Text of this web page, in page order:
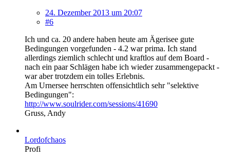
24. Dezember 2013 um 20:07
#6
Ich und ca. 20 andere haben heute am Ägerisee gute
Bedingungen vorgefunden - 4.2 war prima. Ich stand
allerdings ziemlich schlecht und kraftlos auf dem Board -
nach ein paar Schlägen habe ich wieder zusammengepackt -
war aber trotzdem ein tolles Erlebnis.
Am Urnersee herrschten offensichtlich sehr "selektive
Bedingungen":
http://www.soulrider.com/sessions/41690
Gruss, Andy
Lordofchaos
Profi